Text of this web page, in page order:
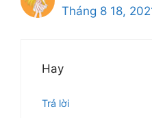
Tháng 8 18,
Hay
Trả lời